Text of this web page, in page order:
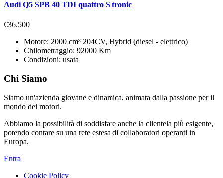
Audi Q5 SPB 40 TDI quattro S tronic
€36.500
Motore: 2000 cm³ 204CV, Hybrid (diesel - elettrico)
Chilometraggio: 92000 Km
Condizioni: usata
Chi Siamo
Siamo un'azienda giovane e dinamica, animata dalla passione per il
mondo dei motori.
Abbiamo la possibilità di soddisfare anche la clientela più esigente,
potendo contare su una rete estesa di collaboratori operanti in
Europa.
Entra
Cookie Policy